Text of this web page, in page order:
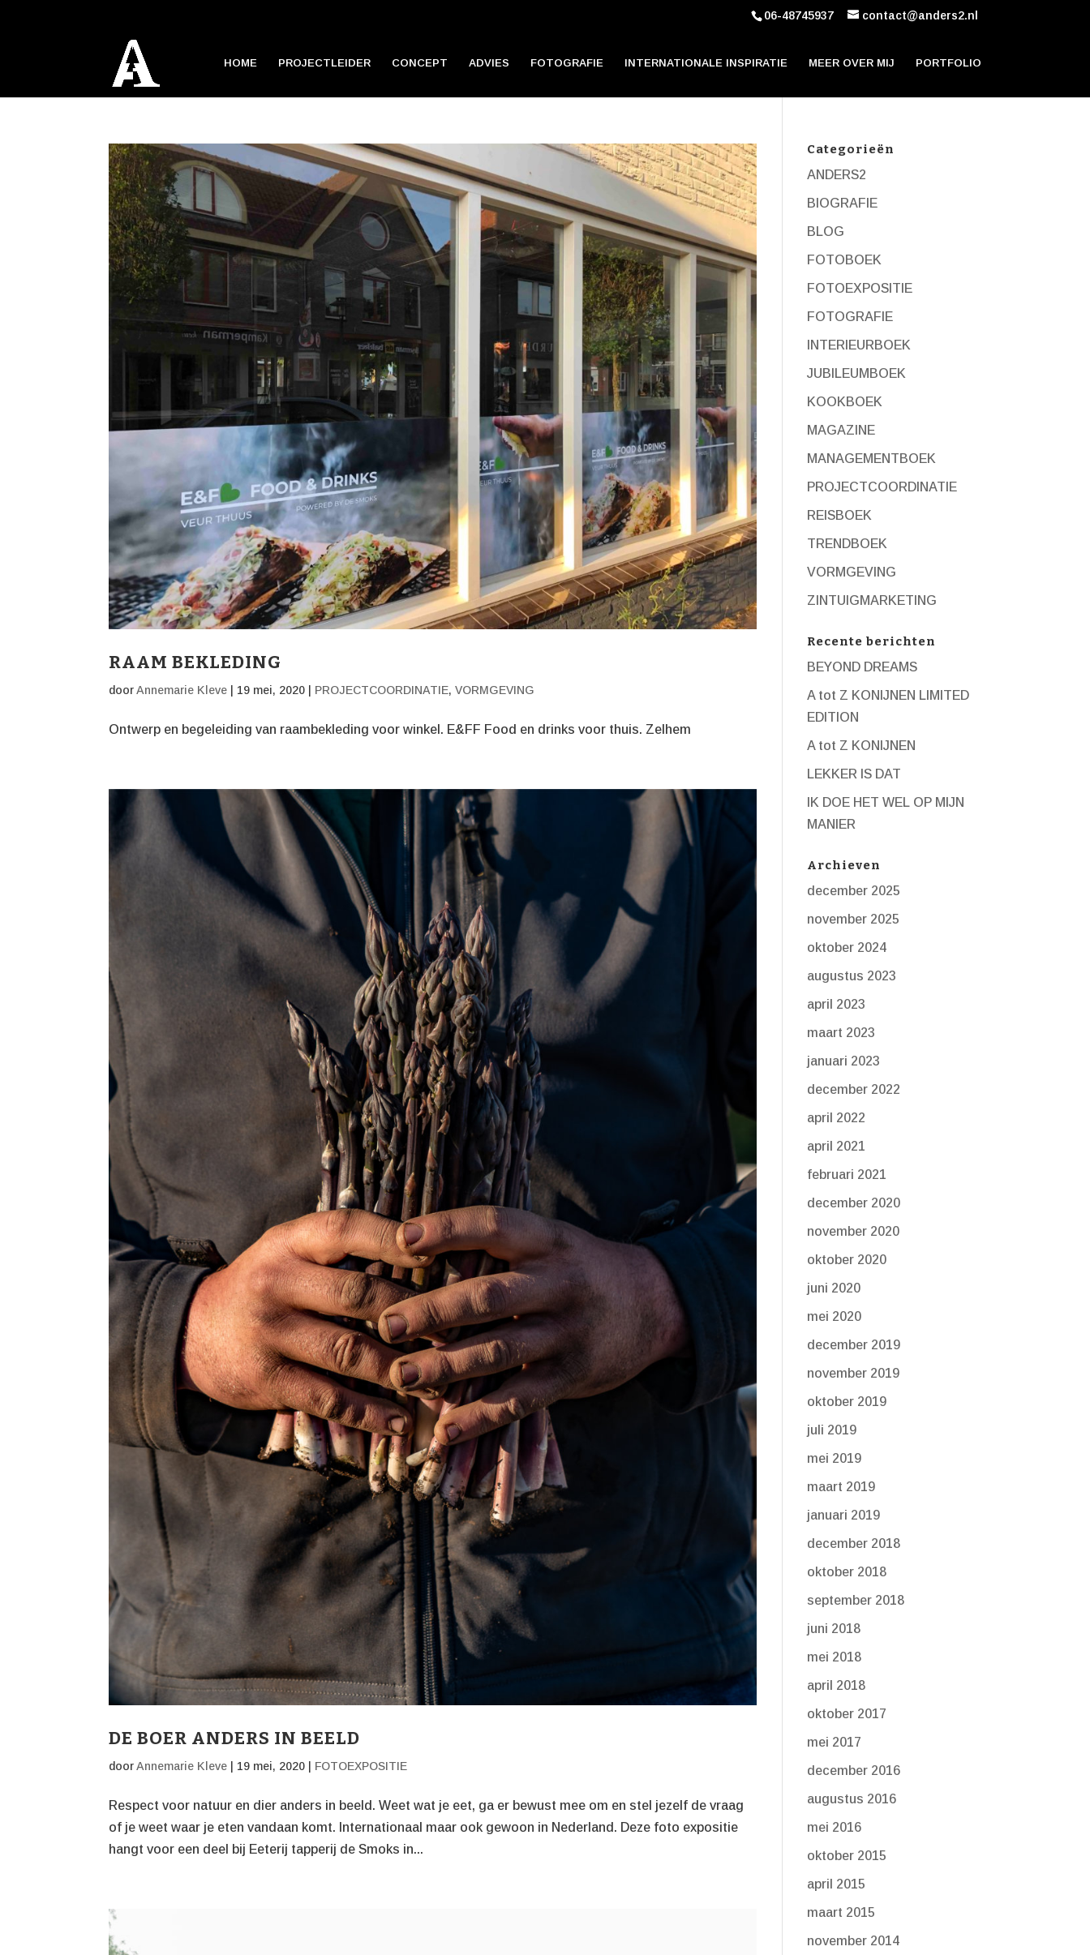
06-48745937 contact@anders2.nl
HOME PROJECTLEIDER CONCEPT ADVIES FOTOGRAFIE INTERNATIONALE INSPIRATIE MEER OVER MIJ PORTFOLIO
RAAM BEKLEDING
doorAnnemarie Kleve 19 mei, 2020 PROJECTCOORDINATIE,VORMGEVING
Ontwerp en begeleiding van raambekleding voor winkel. E&FF Food en drinks voor thuis. Zelhem
DE BOER ANDERS IN BEELD
doorAnnemarie Kleve | 19 mei, 2020 | FOTOEXPOSITIE
Respect voor natuur en dier anders in beeld. Weet wat je eet, ga er bewust mee om en stel jezelf de vraag
of je weet waar je eten vandaan komt. Internationaal maar ook gewoon in Nederland. Deze foto expositie
hangt voor een deel bij Eeterij tapperij de Smoks in...
Categorieën
ANDERS2
BIOGRAFIE
BLOG
FOTOBOEK
FOTOEXPOSITIE
FOTOGRAFIE
INTERIEURBOEK
JUBILEUMBOEK
KOOKBOEK
MAGAZINE
MANAGEMENTBOEK
PROJECTCOORDINATIE
REISBOEK
TRENDBOEK
VORMGEVING
ZINTUIGMARKETING
Recente berichten
BEYOND DREAMS
A tot Z KONIJNEN LIMITED
EDITION
A tot Z KONIJNEN
LEKKER IS DAT
IK DOE HET WEL OP MIJN
MANIER
Archieven
december 2025
november 2025
oktober 2024
augustus 2023
april 2023
maart 2023
januari 2023
december 2022
april 2022
april 2021
februari 2021
december 2020
november 2020
oktober 2020
juni 2020
mei 2020
december 2019
november 2019
oktober 2019
juli 2019
mei 2019
maart 2019
januari 2019
december 2018
oktober 2018
september 2018
juni 2018
mei 2018
april 2018
oktober 2017
mei 2017
december 2016
augustus 2016
mei 2016
oktober 2015
april 2015
maart 2015
november 2014